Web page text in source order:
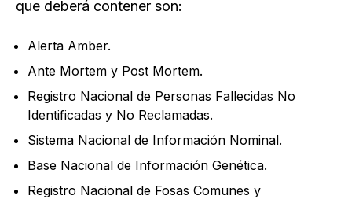
que deberá contener son:
Alerta Amber.
Ante Mortem y Post Mortem.
Registro Nacional de Personas Fallecidas No
Identificadas y No Reclamadas.
Sistema Nacional de Información Nominal.
Base Nacional de Información Genética.
Registro Nacional de Fosas Comunes y